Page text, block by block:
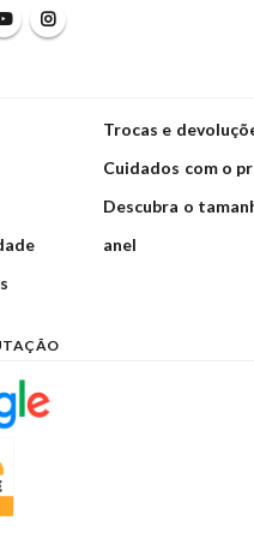
Trocas e
Cuidados com o
Descubra o
anel